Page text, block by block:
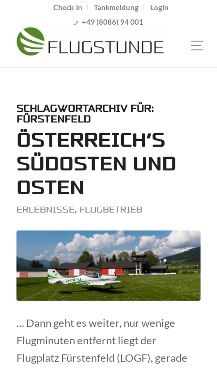
Check-in Tankmeldung
Login
+49 (8086) 94 001
SCHLAGWORTARCHIV FÜR:
FÜRSTENFELD
ÖSTERREICH’S
SÜDOSTEN UND
OSTEN
ERLEBNISSE, FLUGBETRIEB
… Dann geht es weiter, nur wenige
Flugminuten entfernt liegt der
Flugplatz Fürstenfeld (LOGF), gerade